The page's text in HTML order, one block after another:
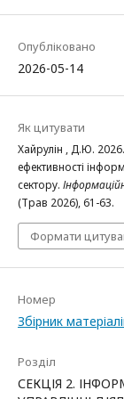
Опубліковано
2026-05-14
Як цитувати
Хайрулін , Д.Ю.
ефективності
сектору.
(Трав 2026), 61-63.
Формати
Номер
Збірник
Розділ
СЕКЦІЯ 2.